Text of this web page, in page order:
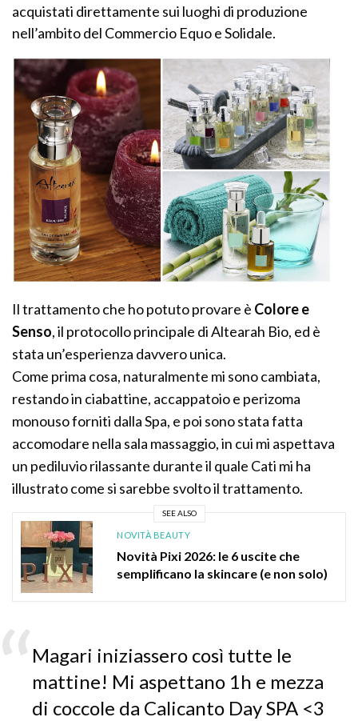
acquistati direttamente sui luoghi di produzione
nell’ambito del Commercio Equo e Solidale.
Il trattamento che ho potuto provare è Colore e
Senso, il protocollo principale di Altearah Bio, ed è
stata un’esperienza davvero unica.
Come prima cosa, naturalmente mi sono cambiata,
restando in ciabattine, accappatoio e perizoma
monouso forniti dalla Spa, e poi sono stata fatta
accomodare nella sala massaggio, in cui mi aspettava
un pediluvio rilassante durante il quale Cati mi ha
illustrato come si sarebbe svolto il trattamento.
SEE ALSO
NOVITÀ BEAUTY
Novità Pixi 2026: le 6 uscite che
semplificano la skincare (e non solo)
Magari iniziassero così tutte le
mattine! Mi aspettano 1h e mezza
di coccole da Calicanto Day SPA <3